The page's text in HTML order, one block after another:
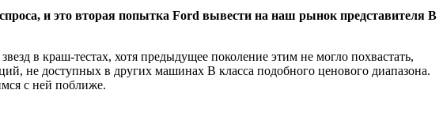
и это вторая попытка Ford вывести на наш рынок представителя B
в краш-тестах, хотя предыдущее поколение этим не могло похвастать,
не доступных в других машинах B класса подобного ценового диапазона.
с ней поближе.